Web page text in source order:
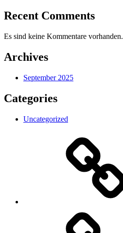
Recent Comments
Es sind keine Kommentare vorhanden.
Archives
September 2025
Categories
Uncategorized